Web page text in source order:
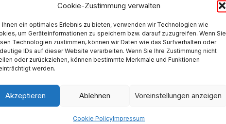
Cookie-Zustimmung verwalten
Ihnen ein optimales Erlebnis zu bieten, verwenden wir Technologien wie
um Geräteinformationen zu speichern bzw. darauf zuzugreifen. Wenn Sie
Technologien zustimmen, können wir Daten wie das Surfverhalten oder
IDs auf dieser Website verarbeiten. Wenn Sie Ihre Zustimmung nicht
oder zurückziehen, können bestimmte Merkmale und Funktionen
werden.
Akzeptieren Ablehnen Voreinstellungen anzeigen
Cookie PolicyImpressum